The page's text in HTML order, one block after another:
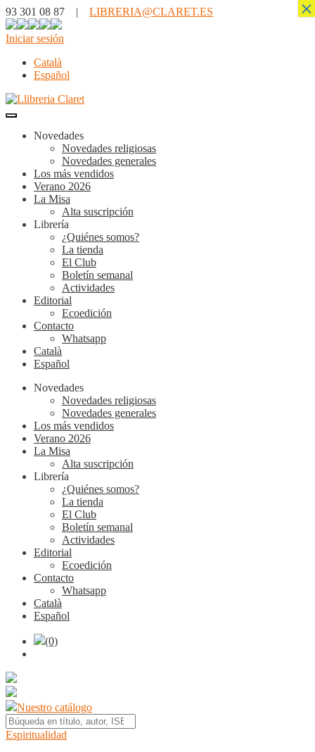
93 301 08 87 | LIBRERIA@CLARET.ES
Iniciar sesión
Català
Español
Novedades
Novedades religiosas
Novedades generales
Los más vendidos
Verano 2026
La Misa
Alta suscripción
Librería
¿Quiénes somos?
La tienda
El Club
Boletín semanal
Actividades
Editorial
Ecoedición
Contacto
Whatsapp
Català
Español
Novedades
Novedades religiosas
Novedades generales
Los más vendidos
Verano 2026
La Misa
Alta suscripción
Librería
¿Quiénes somos?
La tienda
El Club
Boletín semanal
Actividades
Editorial
Ecoedición
Contacto
Whatsapp
Català
Español
(0)
Nuestro catálogo
Espiritualidad
×